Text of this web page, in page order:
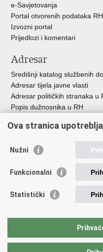
e-Savjetovanja
Portal otvorenih podataka RH
Izvozni portal
Prijedlozi i komentari
Adresar
Središnji katalog službenih
Adresar tijela javne vlasti
Adresar političkih stranaka u
Popis dužnosnika u RH
Pozivi za žurnu pomoć
Važne poveznice
Strukturni i investicijski
Središnja agencija za
Predstavništvo Europske
Europski parlament
Ova stranica
Nužni
Funkcionalni
Statistički